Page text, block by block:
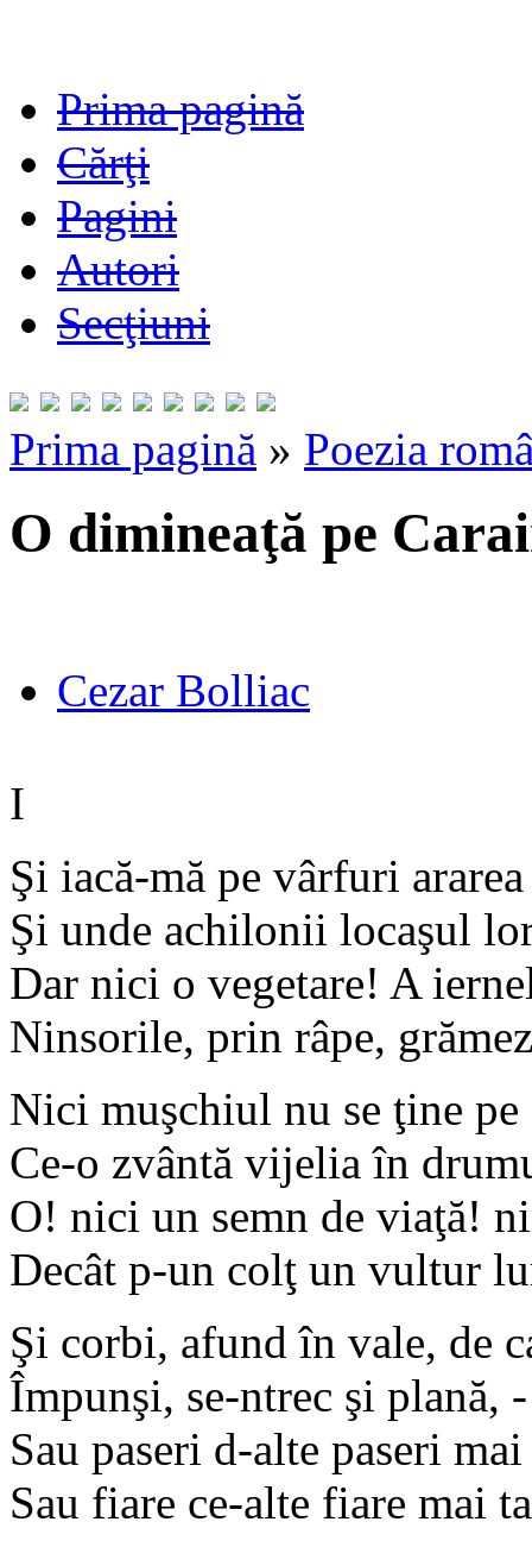
Prima pagină
Cărţi
Pagini
Autori
Secţiuni
Prima pagină » Poezia
O dimineaţă pe
Cezar Bolliac
I
Şi iacă-mă pe vârfuri
Şi unde achilonii locaşul
Dar nici o vegetare! A
Ninsorile, prin râpe,
Nici muşchiul nu se ţine pe
Ce-o zvântă vijelia în
O! nici un semn de viaţă!
Decât p-un colţ un vultur
Şi corbi, afund în vale, de
Împunşi, se-ntrec şi plană,
Sau paseri d-alte paseri
Sau fiare ce-alte fiare mai